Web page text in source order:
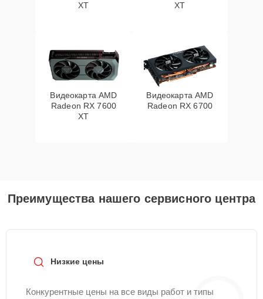
XT
XT
Видеокарта AMD
Radeon RX 7600
XT
Видеокарта AMD
Radeon RX 6700
Преимущества нашего сервисного центра
Низкие цены
Конкурентные цены на все виды работ и типы